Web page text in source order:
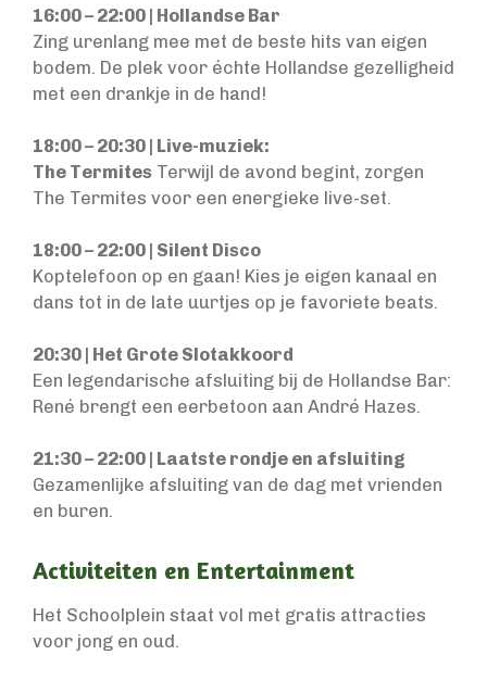
16:00 – 22:00 | Hollandse Bar
Zing urenlang mee met de beste hits van eigen
bodem. De plek voor échte Hollandse gezelligheid
met een drankje in de hand!
18:00 – 20:30 | Live-muziek:
The Termites Terwijl de avond begint, zorgen
The Termites voor een energieke live-set.
18:00 – 22:00 | Silent Disco
Koptelefoon op en gaan! Kies je eigen kanaal en
dans tot in de late uurtjes op je favoriete beats.
20:30 | Het Grote Slotakkoord
Een legendarische afsluiting bij de Hollandse Bar:
René brengt een eerbetoon aan André Hazes.
21:30 – 22:00 | Laatste rondje en afsluiting
Gezamenlijke afsluiting van de dag met vrienden
en buren.
Activiteiten en Entertainment
Het Schoolplein staat vol met gratis attracties
voor jong en oud.